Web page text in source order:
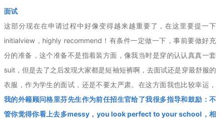
面试
这部分现在在申请过程中好像变得越来越重要了，在这里要提一下
initialview，highly recommend！有条件一定做一下，事前要做好充
分的准备，这个准备不是指着装方面，像我当时是穿的认认真真一套
suit，但是去了之后发现大家都是短袖短裤啊，去面试还是穿最舒服的
衣服，作为学生的面试，还是不要太严肃。在这方面我也比较幸运，
我的外籍顾问格里芬先生作为前任招生官给了我很多指导和鼓励：不
管你觉得你看上去多messy，you look perfect to your school，相